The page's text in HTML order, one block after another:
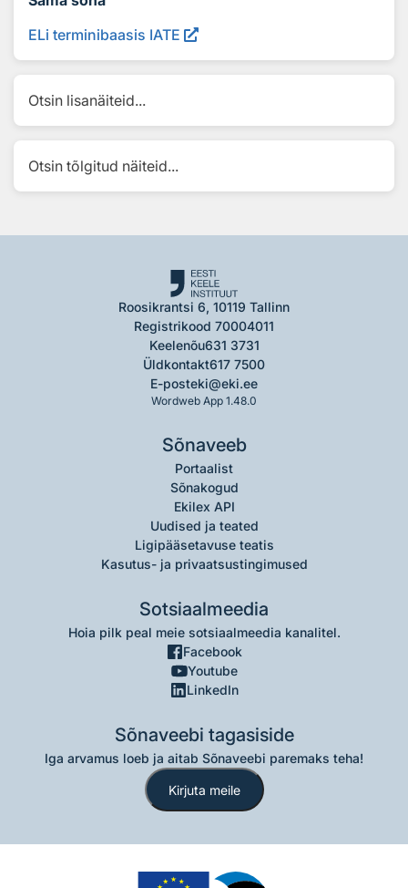
ELi terminibaasis IATE
Otsin lisanäiteid...
Otsin tõlgitud näiteid...
Roosikrantsi 6, 10119 Tallinn
Registrikood 70004011
Keelenõu631 3731
Üldkontakt617 7500
E-posteki@eki.ee
Wordweb App 1.48.0
Sõnaveeb
Portaalist
Sõnakogud
Ekilex API
Uudised ja teated
Ligipääsetavuse teatis
Kasutus- ja privaatsustingimused
Sotsiaalmeedia
Hoia pilk peal meie sotsiaalmeedia kanalitel.
Facebook
Youtube
LinkedIn
Sõnaveebi tagasiside
Iga arvamus loeb ja aitab Sõnaveebi paremaks teha!
Kirjuta meile